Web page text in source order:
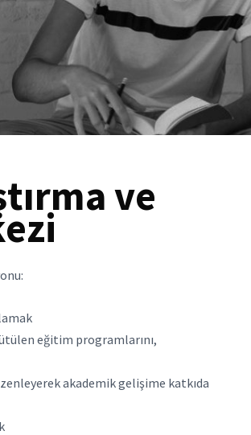
ve
eğitim programlarını,
akademik gelişime katkıda